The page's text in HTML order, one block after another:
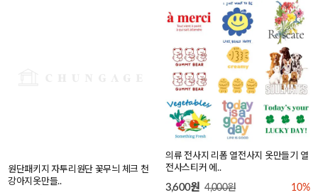
강아지옷만들..
2,800원
의류 전사지 리폼 열전사지 옷만들기 열
전사스티커 에..
3,600원 4,000원 10%